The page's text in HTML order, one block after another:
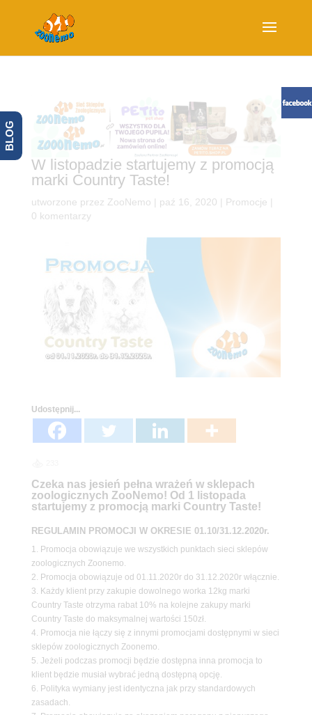
W listopadzie startujemy z promocją
marki Country Taste!
utworzone przez ZooNemo paź 16, 2020 Promocje
0 komentarzy
Udostępnij...
Czeka nas jesień pełna wrażeń w sklepach
zoologicznych ZooNemo! Od 1 listopada
startujemy z promocją marki Country Taste!
REGULAMIN PROMOCJI W OKRESIE 01.10/31.12.2020r.
1. Promocja obowiązuje we wszystkich punktach sieci sklepów
zoologicznych Zoonemo.
2. Promocja obowiązuje od 01.11.2020r do 31.12.2020r włącznie.
3. Każdy klient przy zakupie dowolnego worka 12kg marki
Country Taste otrzyma rabat 10% na kolejne zakupy marki
Country Taste do maksymalnej wartości 150zł.
4. Promocja nie łączy się z innymi promocjami dostępnymi w sieci
sklepów zoologicznych Zoonemo.
5. Jeżeli podczas promocji będzie dostępna inna promocja to
klient będzie musiał wybrać jedną dostępną opcję.
6. Polityka wymiany jest identyczna jak przy standardowych
zasadach.
BLOG